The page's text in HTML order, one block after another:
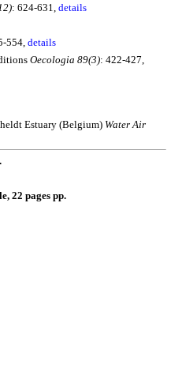
: 624-631, details
554, details
Oecologia 89(3): 422-427,
Estuary (Belgium) Water Air
22 pages pp.